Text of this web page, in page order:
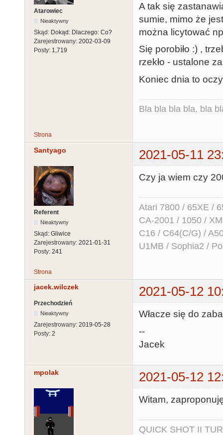
Atarowiec
Nieaktywny
Skąd: Dokąd: Dlaczego: Co?
Zarejestrowany: 2002-03-09
Posty: 1,719
A tak się
sumie, mimo że
można licytować
Się porobiło :) ,
rzekło - ustalone
Koniec dnia to
Bla bla bla bla, bla
Strona
Santyago 2021-05-11
Referent
Nieaktywny
Skąd: Gliwice
Zarejestrowany: 2021-01-31
Posty: 241
Czy ja wiem czy
Atari 7800 / 65XE /
CA-2001 / 1050 /
C16 / C64(C/G) /
U1MB / Sophia2 /
Strona
jacek.wilczek 2021-05-12
Przechodzień
Nieaktywny
Zarejestrowany: 2019-05-28
Posty: 2
Włacze się do
--
Jacek
mpolak 2021-05-12
Witam,
QUICK SHOT II